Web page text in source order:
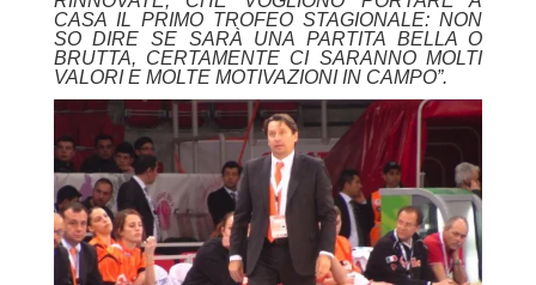
CASA IL PRIMO TROFEO STAGIONALE: NON
SO DIRE SE SARÀ UNA PARTITA BELLA O
BRUTTA, CERTAMENTE CI SARANNO MOLTI
VALORI E MOLTE MOTIVAZIONI IN CAMPO”.